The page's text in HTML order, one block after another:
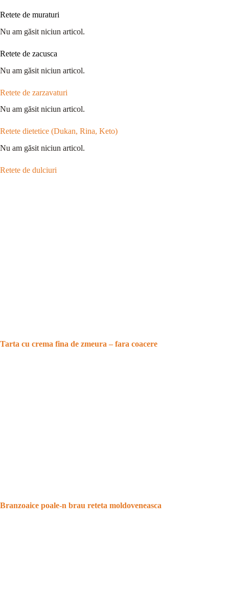
Retete de muraturi
Nu am găsit niciun articol.
Retete de zacusca
Nu am găsit niciun articol.
Retete de zarzavaturi
Nu am găsit niciun articol.
Retete dietetice (Dukan, Rina, Keto)
Nu am găsit niciun articol.
Retete de dulciuri
Tarta cu crema fina de zmeura – fara coacere
Branzoaice poale-n brau reteta moldoveneasca